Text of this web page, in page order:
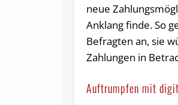
neue
Anklang finde. So
Befragten an, sie
Zahlungen in
Auftrumpfen mit